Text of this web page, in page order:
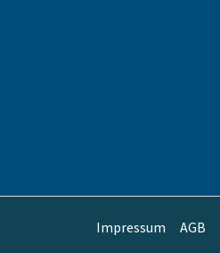
Impressum AGB